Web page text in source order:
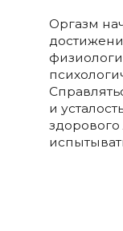
Оргазм
и